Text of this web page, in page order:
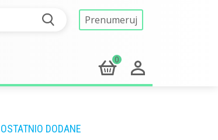
Prenumeruj
0
OSTATNIO DODANE